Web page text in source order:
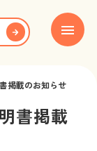
掲載のお知らせ
書掲載